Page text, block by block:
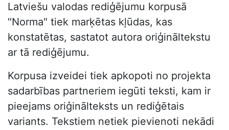
Latviešu valodas rediģējumu korpusā
"Norma" tiek marķētas kļūdas, kas
konstatētas, sastatot autora oriģināltekstu
ar tā rediģējumu.
Korpusa izveidei tiek apkopoti no projekta
sadarbības partneriem iegūti teksti, kam ir
pieejams oriģinālteksts un rediģētais
variants. Tekstiem netiek pievienoti nekādi